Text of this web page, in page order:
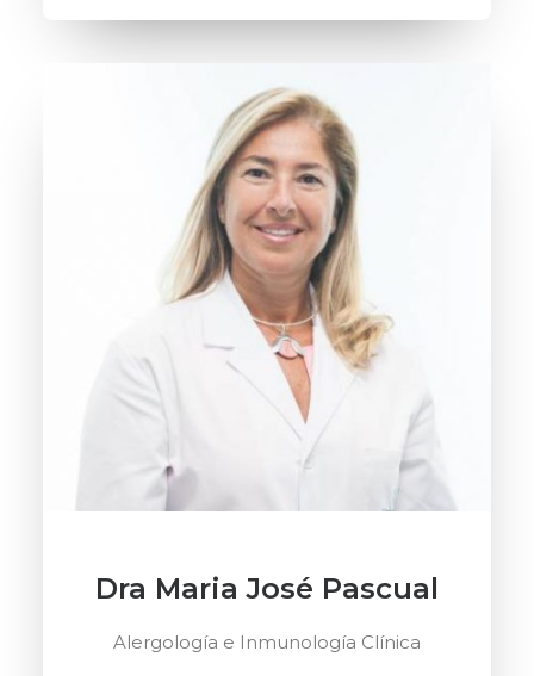
Dra Maria José Pascual
Alergología e Inmunología Clínica